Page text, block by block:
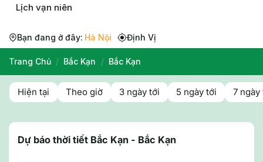
Lịch vạn niên
Bạn đang ở đây: Hà Nội Định Vị
Trang Chủ / Bắc Kạn / Bắc Kạn
Hiện tại Theo giờ 3 ngày tới 5 ngày tới 7 ngày
Dự báo thời tiết Bắc Kạn - Bắc Kạn